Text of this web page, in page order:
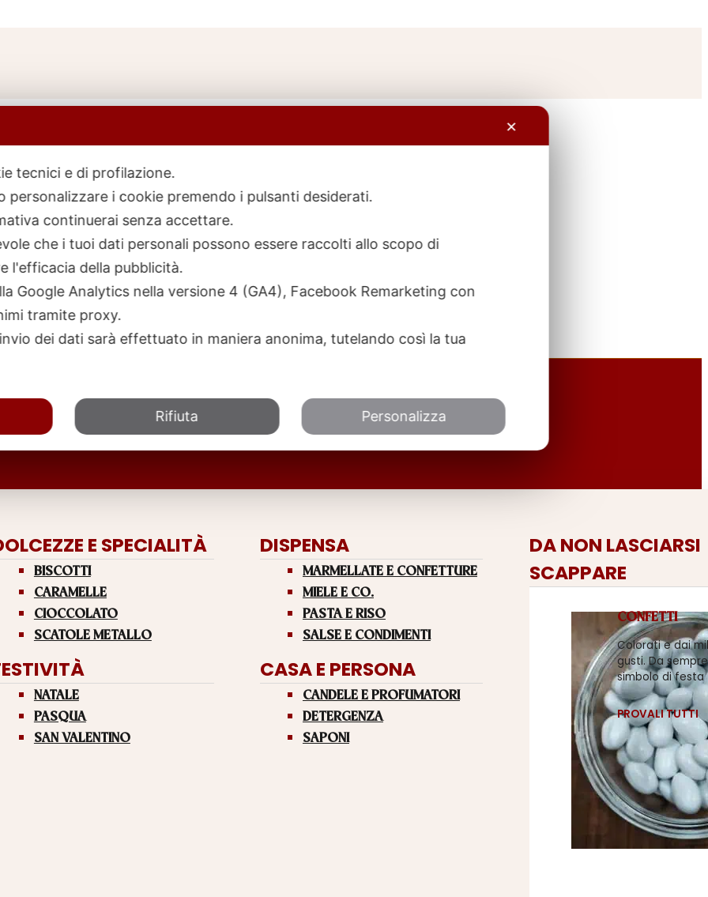
E SPECIALITÀ
BISCOTTI
CARAMELLE
CIOCCOLATO
SCATOLE METALLO
NATALE
PASQUA
SAN VALENTINO
DISPENSA
MARMELLATE E CONFETTURE
MIELE E CO.
PASTA E RISO
SALSE E CONDIMENTI
CASA E PERSONA
CANDELE E PROFUMATORI
DETERGENZA
SAPONI
DA NON LASCIARSI
SCAPPARE
CONFETTI
Colorati e dai
gusti. Da sempre
simbolo di festa
PROVALI TUTTI
✕
tecnici e di profilazione.
personalizzare i cookie premendo i pulsanti desiderati.
continuerai senza accettare.
che i tuoi dati personali possono essere raccolti allo scopo di
l'efficacia della pubblicità.
Google Analytics nella versione 4 (GA4), Facebook Remarketing con
tramite proxy.
dei dati sarà effettuato in maniera anonima, tutelando così la tua
Rifiuta Personalizza